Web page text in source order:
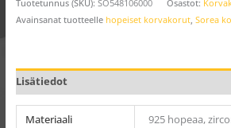
Tuotetunnus (SKU): SO548106000 Osastot:
Avainsanat tuotteelle hopeiset korvakorut, Sorea
Lisätiedot
Materiaali
925 hopeaa,